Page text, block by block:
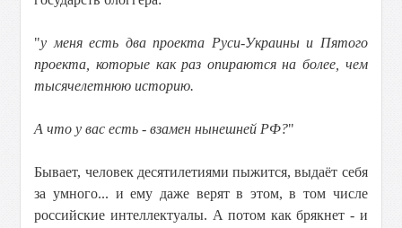
"у меня есть два проекта Руси-Украины и Пятого
проекта, которые как раз опираются на более, чем
тысячелетнюю историю.
А что у вас есть - взамен нынешней РФ?"
Бывает, человек десятилетиями пыжится, выдаёт себя
за умного... и ему даже верят в этом, в том числе
российские интеллектуалы. А потом как брякнет - и